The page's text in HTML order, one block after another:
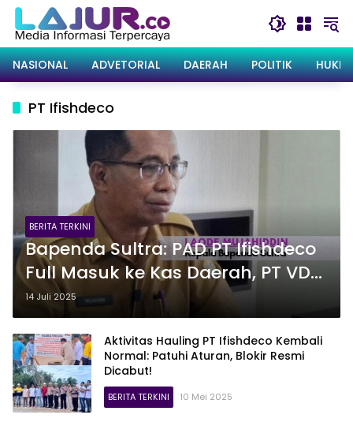
Langsung
konten
NASIONAL
ADVETORIAL DAERAH POLITIK
PT Ifishdeco
BERITA TERKINI
Bapenda Sultra: PAD PT Ifishdeco
Full Masuk ke Kas Daerah, PT VDNI
dan PT OSS Paling Bandel
14 Juli 2025
Aktivitas Hauling PT Ifishdeco Kembali
Normal: Patuhi Aturan, Blokir Resmi
Dicabut!
BERITA TERKINI 10 Mei 2025